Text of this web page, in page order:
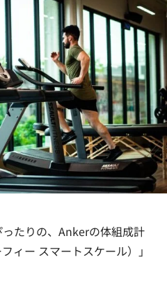
たりの、Ankerの体組成計
ィー スマートスケール）」